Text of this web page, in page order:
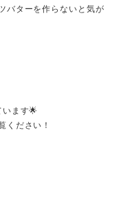
バターを作らないと気が
ます🌟
ください！